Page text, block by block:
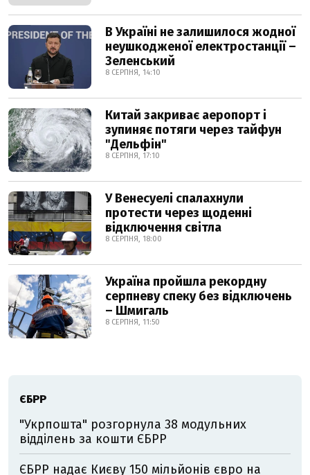
В Україні не залишилося жодної
неушкодженої електростанції –
Зеленський
8 СЕРПНЯ, 14:10
Китай закриває аеропорт і
зупиняє потяги через тайфун
"Дельфін"
8 СЕРПНЯ, 17:10
У Венесуелі спалахнули
протести через щоденні
відключення світла
8 СЕРПНЯ, 18:00
Україна пройшла рекордну
серпневу спеку без відключень
– Шмигаль
8 СЕРПНЯ, 11:50
ЄБРР
"Укрпошта" розгорнула 38 модульних
відділень за кошти ЄБРР
ЄБРР надає Києву 150 мільйонів євро на